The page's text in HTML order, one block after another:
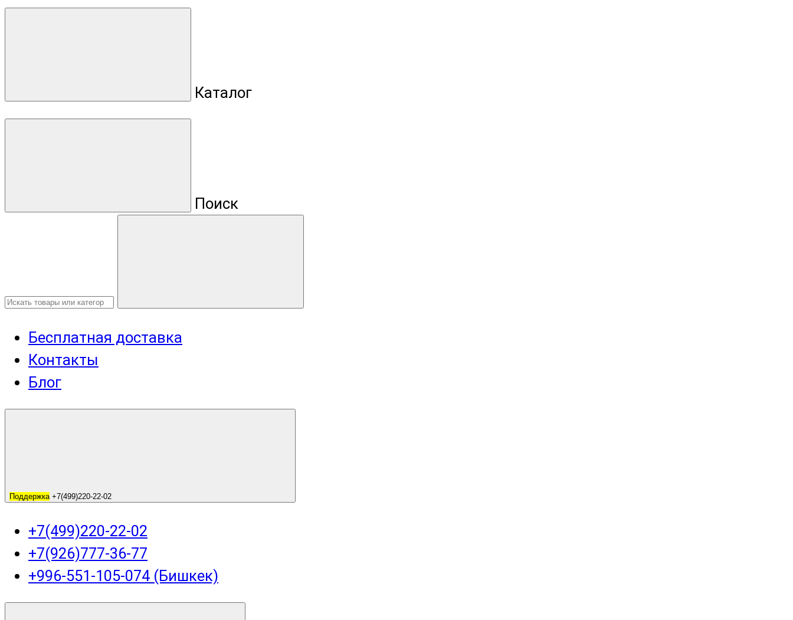
Каталог
Поиск
Бесплатная доставка
Контакты
Блог
Поддержка +7(499)220-22-02
+7(499)220-22-02
+7(926)777-36-77
+996-551-105-074 (Бишкек)